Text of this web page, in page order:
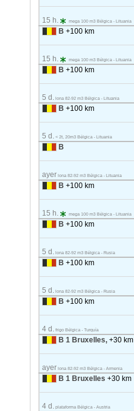
15 h. mega 100 m3 Bélgica - Lituania
B +100 km
15 h. mega 100 m3 Bélgica - Lituania
B +100 km
5 d. lona 82-92 m3 Bélgica - Lituania
B +100 km
5 d. < 2t, 20m3 Bélgica - Lituania
B
ayer lona 82-92 m3 Bélgica - Lituania
B +100 km
15 h. mega 100 m3 Bélgica - Lituania
B +100 km
5 d. lona 82-92 m3 Bélgica - Rusia
B +100 km
5 d. lona 82-92 m3 Bélgica - Rusia
B +100 km
4 d. frigo Bélgica - Turquía
B 1 Bruxelles, +30 km
ayer lona 82-92 m3 Bélgica - Armenia
B 1 Bruxelles +30 km
4 d. plataforma Bélgica - Austria